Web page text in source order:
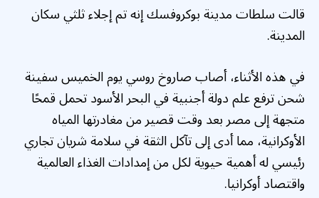
قالت سلطات مدينة بوكروفسك إنه تم إجلاء ثلثي سكان
المدينة.
في هذه الأثناء، أصاب صاروخ روسي يوم الخميس سفينة
شحن ترفع علم دولة أجنبية في البحر الأسود تحمل قمحًا
متجهة إلى مصر بعد وقت قصير من مغادرتها المياه
الأوكرانية، مما أدى إلى تآكل الثقة في سلامة شريان تجاري
رئيسي له أهمية حيوية لكل من إمدادات الغذاء العالمية
واقتصاد أوكرانيا.